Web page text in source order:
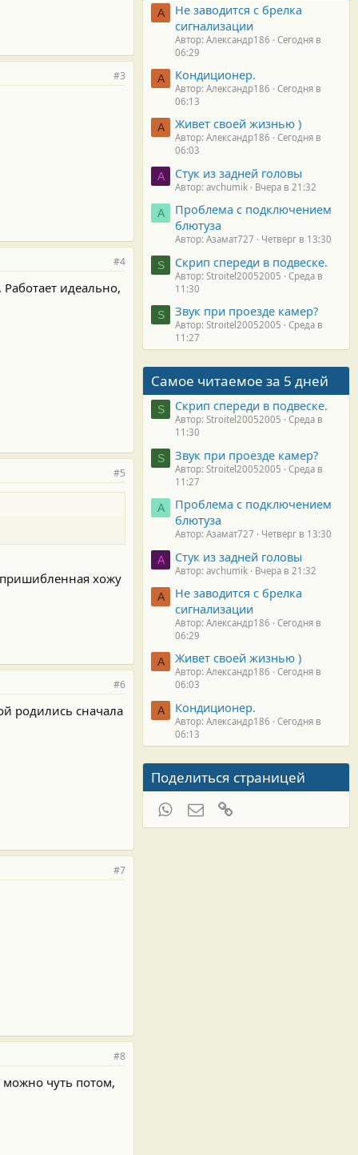
#3
#4
идеально,
#5
хожу
#6
родились сначала
#7
#8
чуть потом,
А
Не заводится с брелка
сигнализации
Автор: Александр186
Сегодня в
06:29
А Кондиционер.
Автор: Александр186
Сегодня в
06:13
А Живет своей жизнью )
Автор: Александр186
Сегодня в
06:03
A Стук из задней головы
Автор: avchumik Вчера в 21:32
А
Проблема с подключением
блютуза
Автор: Азамат727 Четверг в 13:30
S Скрип спереди в подвеске.
Автор: Stroitel20052005
Среда в
11:30
S Звук при проезде камер?
Автор: Stroitel20052005
Среда в
11:27
Самое читаемое за 5 дней
S Скрип спереди в подвеске.
Автор: Stroitel20052005
Среда в
11:30
S Звук при проезде камер?
Автор: Stroitel20052005
Среда в
11:27
А
Проблема с подключением
блютуза
Автор: Азамат727 Четверг в 13:30
A Стук из задней головы
Автор: avchumik Вчера в 21:32
А
Не заводится с брелка
сигнализации
Автор: Александр186
Сегодня в
06:29
А Живет своей жизнью )
Автор: Александр186
Сегодня в
06:03
А Кондиционер.
Автор: Александр186
Сегодня в
06:13
Поделиться страницей
WhatsAppЭлектронная почта